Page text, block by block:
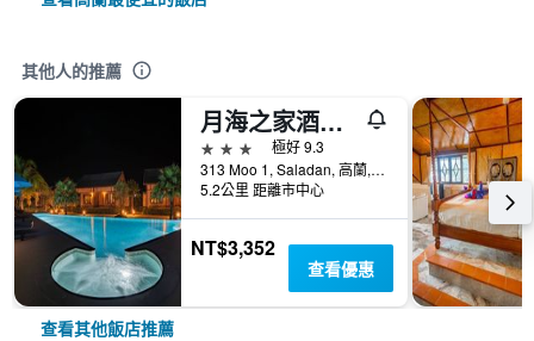
其他人的推薦
月海之家酒店 - 閣蘭大
3星級
極好 9.3
313 Moo 1, Saladan, 高蘭, 泰國
5.2公里 距離市中心
NT$3,352
查看優惠
查看其他飯店推薦